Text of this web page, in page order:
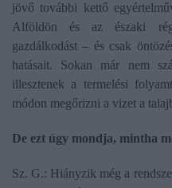
jövő további kettő
Alföldön és az északi
gazdálkodást – és csak
hatásait. Sokan már nem
illesztenek a termelési
módon megőrizni a vizet a
De ezt úgy mondja, mintha
Sz. G.: Hiányzik még a